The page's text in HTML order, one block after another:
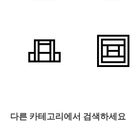
다른 카테고리에서 검색하세요